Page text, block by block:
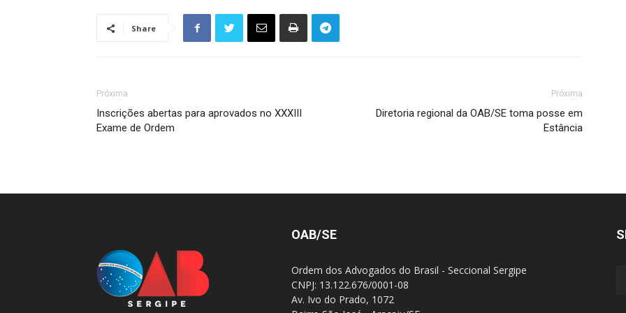
Share
Próxima
Inscrições abertas para aprovados no XXXIII
Exame de Ordem
Próxima
Diretoria regional da OAB/SE toma posse em
Estância
OAB/SE
Ordem dos Advogados do Brasil - Seccional Sergipe
CNPJ: 13.122.676/0001-08
Av. Ivo do Prado, 1072